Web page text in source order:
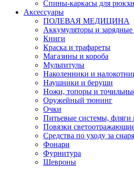
Спины-каркасы для
Аксессуары
ПОЛЕВАЯ МЕДИЦИНА
Аккумуляторы и зарядные
Книги
Краска и трафареты
Магазины и короба
Мультитулы
Наколенники и
Наушники и беруши
Ножи, топоры и
Оружейный тюнинг
Очки
Питьевые системы, фляги
Повязки
Средства по уходу за
Фонари
Фурнитура
Шевроны